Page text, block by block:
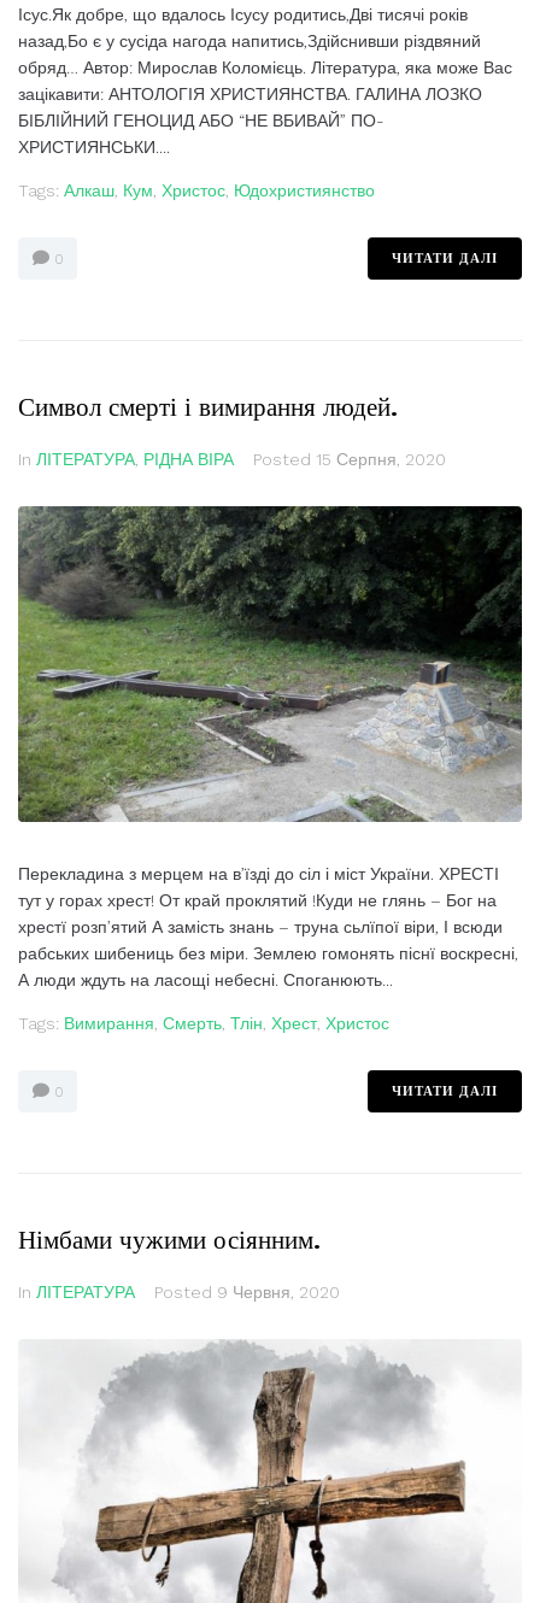
Ісус.Як добре, що вдалось Ісусу родитись,Дві тисячі років
назад,Бо є у сусіда нагода напитись,Здійснивши різдвяний
обряд… Автор: Мирослав Коломієць. Література, яка може Вас
зацікавити: АНТОЛОГІЯ ХРИСТИЯНСТВА. ГАЛИНА ЛОЗКО
БІБЛІЙНИЙ ГЕНОЦИД АБО “НЕ ВБИВАЙ” ПО-
ХРИСТИЯНСЬКИ....
Tags: Алкаш, Кум, Христос, Юдохристиянство
0 ЧИТАТИ ДАЛІ
Символ смерті і вимирання людей.
In ЛІТЕРАТУРА, РІДНА ВІРА Posted 15 Серпня, 2020
Перекладина з мерцем на в’їзді до сіл і міст України. ХРЕСТІ
тут у горах хрест! От край проклятий !Куди не глянь – Бог на
хрестї розп’ятий А замість знань – труна сьлїпої віри, І всюди
рабських шибениць без міри. Землею гомонять піснї воскресні,
А люди ждуть на ласощі небесні. Споганюють...
Tags: Вимирання Смерть Тлін Хрест, Христос
0 ЧИТАТИ ДАЛІ
Німбами чужими осіянним.
In ЛІТЕРАТУРА Posted 9 Червня, 2020